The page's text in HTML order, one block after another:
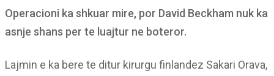
Operacioni ka shkuar mire, por David Beckham nuk ka
asnje shans per te luajtur ne boteror.
Lajmin e ka bere te ditur kirurgu finlandez Sakari Orava,